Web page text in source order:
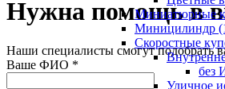
Миниатюрные
Миницилиндр
Скоростные
без
Уличное
Нужна помощь в
Наши специалисты смогут подобрать
Ваше ФИО *